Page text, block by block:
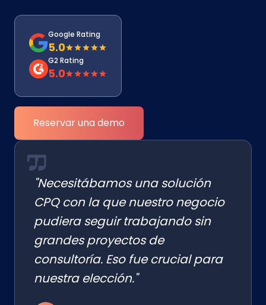
Google Rating
5.0
G2 Rating
5.0
Reservar una demo
"Necesitábamos una solución
CPQ con la que nuestro negocio
pudiera seguir trabajando sin
grandes proyectos de
consultoría. Eso fue crucial para
nuestra elección."